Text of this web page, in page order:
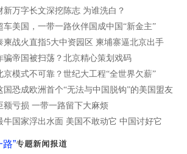
新万字长文深挖陈志 为谁洗白？
车美国，一带一路伙伴国成中国“新金主”
柬战火直指5大中资园区 柬埔寨逼北京出手
骗帝国被扫荡？北京精心策划戏码
京模式不可靠？世纪大工程“全世界欠薪”
国恐成欧洲首个“无法与中国脱钩”的美国盟友
额亏损 一带一路留下大麻烦
牛国家浮出水面 美国不敢动它 中国讨好它
路”